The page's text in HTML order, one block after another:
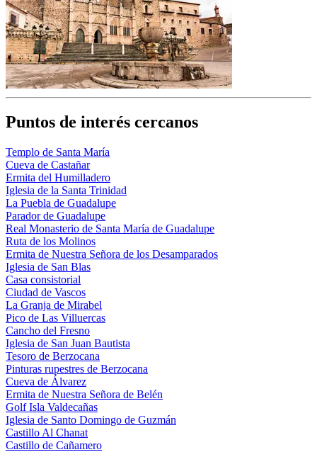
Puntos de interés cercanos
Templo de Santa María
Cueva de Castañar
Ermita del Humilladero
Iglesia de la Santa Trinidad
La Puebla de Guadalupe
Parador de Guadalupe
Real Monasterio de Santa María de Guadalupe
Ruta de los Molinos
Ermita de Nuestra Señora de los Desamparados
Iglesia de San Blas
Casa consistorial
Ciudad de Vascos
La Granja de Mirabel
Pico de Las Villuercas
Cancho del Fresno
Iglesia de San Juan Bautista
Tesoro de Berzocana
Pinturas rupestres de Berzocana
Cueva de Álvarez
Ermita de Nuestra Señora de Belén
Golf Isla Valdecañas
Iglesia de Santo Domingo de Guzmán
Castillo Al Chanat
Castillo de Cañamero